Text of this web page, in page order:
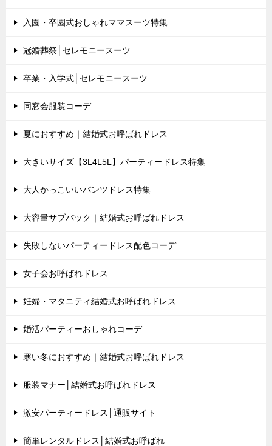
入園・卒園式おしゃれママスーツ特集
冠婚葬祭│セレモニースーツ
卒業・入学式│セレモニースーツ
同窓会服装コーデ
夏におすすめ｜結婚式お呼ばれドレス
大きいサイズ【3L4L5L】パーティードレス特集
大人かっこいいパンツドレス特集
大容量サブバック｜結婚式お呼ばれドレス
失敗しないパーティードレス配色コーデ
女子会お呼ばれドレス
妊婦・マタニティ結婚式お呼ばれドレス
婚活パーティーおしゃれコーデ
寒い冬におすすめ｜結婚式お呼ばれドレス
服装マナー│結婚式お呼ばれドレス
激安パーティードレス│通販サイト
簡単レンタルドレス│結婚式お呼ばれ